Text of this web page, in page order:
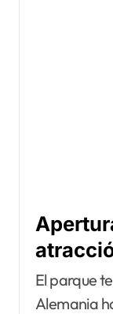
El parque
Alemania